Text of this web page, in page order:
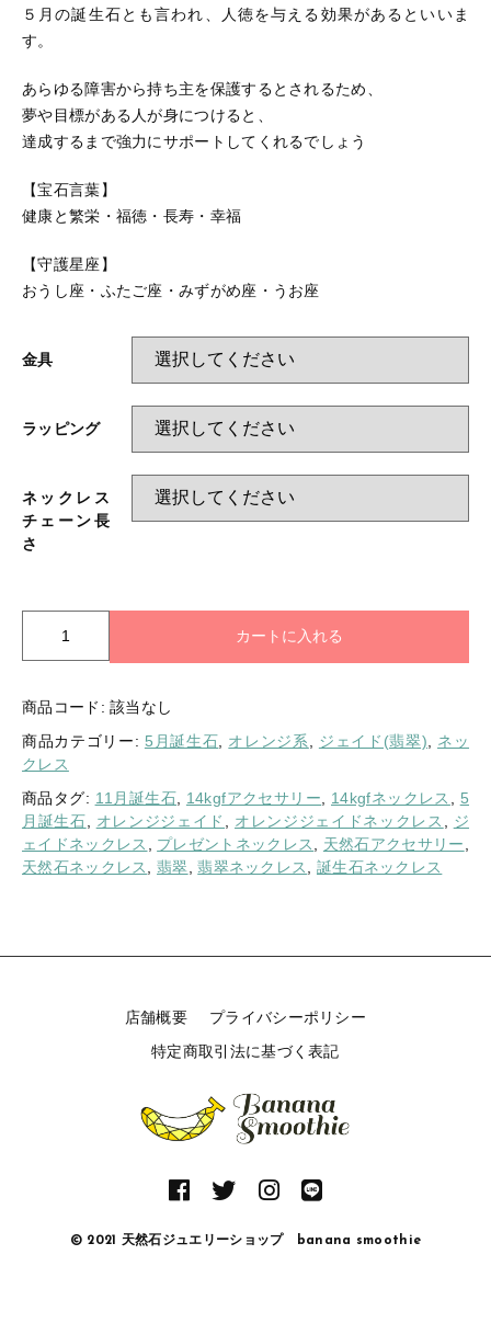
５月の誕生石とも言われ、人徳を与える効果があるといいま
す。
あらゆる障害から持ち主を保護するとされるため、
夢や目標がある人が身につけると、
達成するまで強力にサポートしてくれるでしょう
【宝石言葉】
健康と繁栄・福徳・長寿・幸福
【守護星座】
おうし座・ふたご座・みずがめ座・うお座
金具
ラッピング
ネックレス
チェーン長
さ
輝
太
の
よ
う
な
オ
レ
ェ
カートに入れる
商品コード:該当なし
商品カテゴリー: 5月誕生石, オレンジ系, ジェイド(翡翠), ネッ
クレス
商品タグ: 11月誕生石, 14kgfアクセサリー, 14kgfネックレス , 5
月誕生石, オレンジジェイド , オレンジジェイドネックレス , ジ
ェイドネックレス , プレゼントネックレス, 天然石アクセサリー,
天然石ネックレス,翡翠,翡翠ネックレス, 誕生石ネックレス
店舗概要
プライバシーポリシー
特定商取引法に基づく表記
© 2021 天然石ジュエリーショップ banana smoothie
ログイン